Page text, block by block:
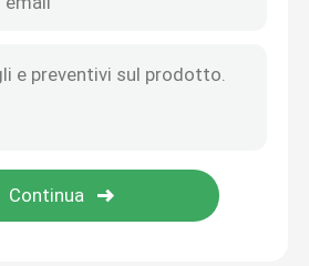
del refrigerante